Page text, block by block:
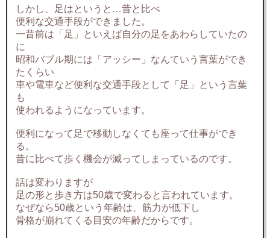
しかし、足はというと…昔と比べ
便利な交通手段ができました。
一昔前は「足」といえば自分の足をあわらしていたの
に
昭和バブル期には「アッシー」なんていう言葉ができ
たくらい
車や電車など便利な交通手段として「足」という言葉
も
使われるようになっています。
便利になって足で移動しなくても座って仕事ができ
る。
昔に比べて歩く機会が減ってしまっているのです。
話は変わりますが
足の形と歩き方は50歳で変わると言われています。
なぜなら50歳という年齢は、筋力が低下し
骨格が崩れてくる目安の年齢だからです。